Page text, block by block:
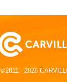
©2011 - 2026